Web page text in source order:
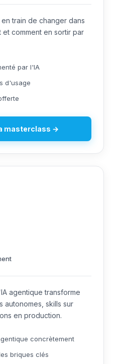
train de changer dans
comment en sortir par
par l'IA
d'usage
masterclass →
agentique transforme
autonomes, skills sur
en production.
concrètement
briques clés